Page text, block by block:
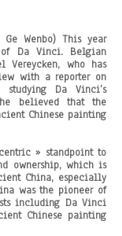
Ge Wenbo) This year
Da Vinci. Belgian
who has
with a reporter on
Da Vinci’s
believed that the
Chinese painting
» standpoint to
ownership, which is
China, especially
was the pioneer of
including Da Vinci
Chinese painting